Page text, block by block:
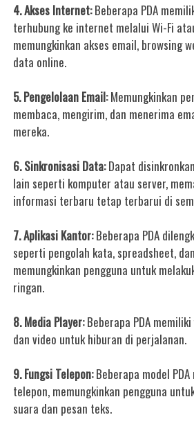
4. Akses Internet:Beberapa PDA
terhubung ke internet melalui Wi-Fi
memungkinkan akses email, browsing
data online.
5. Pengelolaan Email:Memungkinkan
membaca, mengirim, dan menerima
mereka.
6. Sinkronisasi Data:Dapat
lain seperti komputer atau server,
informasi terbaru tetap terbarui di
7. Aplikasi Kantor:Beberapa PDA
seperti pengolah kata, spreadsheet,
memungkinkan pengguna untuk
ringan.
8. Media Player:Beberapa PDA
dan video untuk hiburan di perjalanan.
9. Fungsi Telepon:Beberapa model
telepon, memungkinkan pengguna
suara dan pesan teks.